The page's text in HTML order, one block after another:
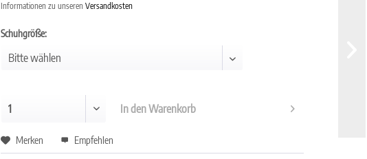
Informationen zu unserenVersandkosten
Schuhgröße:
In denWarenkorb
Merken Empfehlen